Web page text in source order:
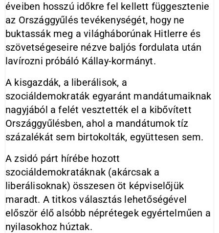
éveiben hosszú időkre fel kellett függesztenie
az Országgyűlés tevékenységét, hogy ne
buktassák meg a világháborúnak Hitlerre és
szövetségeseire nézve baljós fordulata után
lavírozni próbáló Kállay-kormányt.
A kisgazdák, a liberálisok, a
szociáldemokraták egyaránt mandátumaiknak
nagyjából a felét vesztették el a kibővített
Országgyűlésben, ahol a mandátumok tíz
százalékát sem birtokolták, együttesen sem.
A zsidó párt hírébe hozott
szociáldemokratáknak (akárcsak a
liberálisoknak) összesen öt képviselőjük
maradt. A titkos választás lehetőségével
először élő alsóbb néprétegek egyértelműen a
nyilasokhoz húztak.